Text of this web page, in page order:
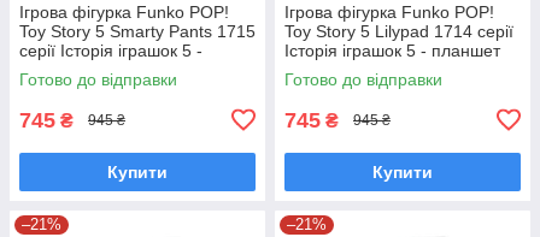
Ігрова фігурка Funko POP!
Toy Story 5 Smarty Pants 1715
серії Історія іграшок 5 -
Смарті Пентс Фанко Поп
90771
Готово до відправки
745 ₴ 945 ₴
Купити
Ігрова фігурка Funko POP!
Toy Story 5 Lilypad 1714 серії
Історія іграшок 5 - планшет
Ліліпад Фанко Поп 90770
Готово до відправки
745 ₴ 945 ₴
Купити
–21% –21%